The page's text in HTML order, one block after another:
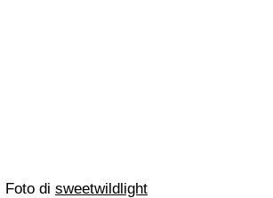
Foto di sweetwildlight